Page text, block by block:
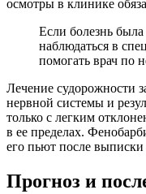
осмотры в клинике
Если болезнь была
наблюдаться в
помогать врач по
Лечение судорожности
нервной системы и
только с легким
в ее пределах.
его пьют после выписки
Прогноз и